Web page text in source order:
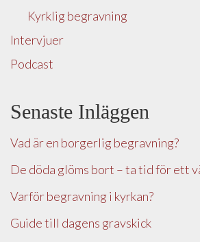
Kyrklig begravning
Intervjuer
Podcast
Senaste Inläggen
Vad är en borgerlig begravning?
De döda glöms bort – ta tid för ett
Varför begravning i kyrkan?
Guide till dagens gravskick